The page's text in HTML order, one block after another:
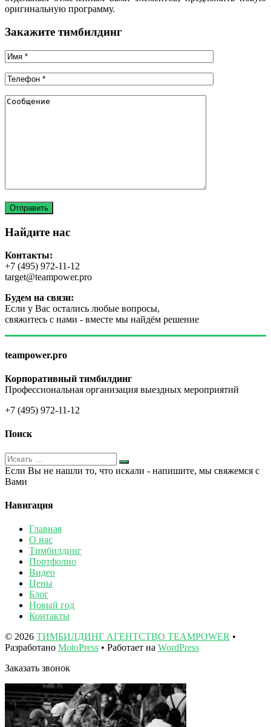
оригинальную программу.
Закажите тимбилдинг
Найдите нас
Контакты:
+7 (495) 972-11-12
target@teampower.pro
Будем на связи:
Если у Вас остались любые вопросы,
свяжитесь с нами - вместе мы найдём решение
teampower.pro
Корпоративный тимбилдинг
Профессиональная организация выездных мероприятий
+7 (495) 972-11-12
Поиск
Если Вы не нашли то, что искали - напишите, мы свяжемся с
Вами
Навигация
Главная
О нас
Тимбилдинг
Портфолио
Видео
Цены
Блог
Новый год
Контакты
© 2026 ТИМБИЛДИНГ АГЕНТСТВО TEAMPOWER •
Разработано MotoPress • Работает на WordPress
Заказать звонок